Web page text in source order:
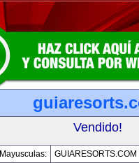
Vendido!
Mayusculas:
GUIARESORTS.COM